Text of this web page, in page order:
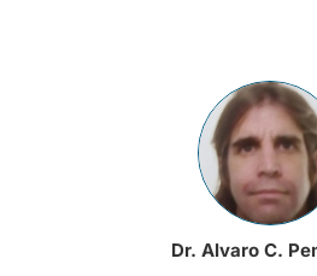
Dr. Alvaro C.